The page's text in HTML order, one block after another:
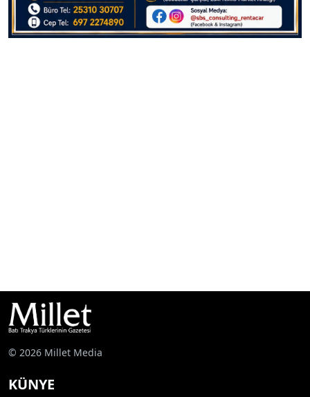
© 2026 Millet Media
KÜNYE